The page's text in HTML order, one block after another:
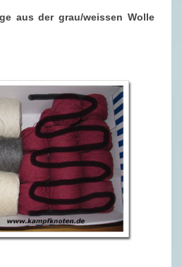
aus der grau/weissen Wolle